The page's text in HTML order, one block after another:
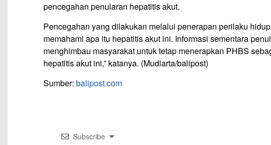
pencegahan penularan hepatitis akut.
Pencegahan yang dilakukan melalui penerapan perilaku
memahami apa itu hepatitis akut ini. Informasi sementara
menghimbau masyarakat untuk tetap menerapkan PHBS
hepatitis akut ini,” katanya. (Mudiarta/balipost)
Sumber: balipost.com
Subscribe